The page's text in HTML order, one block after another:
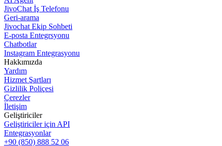
JivoChat İş Telefonu
Geri-arama
Jivochat Ekip Sohbeti
E-posta Entegrsyonu
Chatbotlar
Instagram Entegrasyonu
Hakkımızda
Yardım
Hizmet Şartları
Gizlilik Poliçesi
Çerezler
İletişim
Geliştiriciler
Geliştiriciler için API
Entegrasyonlar
+90 (850) 888 52 06